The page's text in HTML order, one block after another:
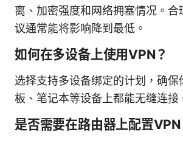
离、加密强度和网络拥塞情况。合
议通常能将影响降到最低。
如何在多设备上使用VPN？
选择支持多设备绑定的计划，确保
板、笔记本等设备上都能无缝连接
是否需要在路由器上配置VPN